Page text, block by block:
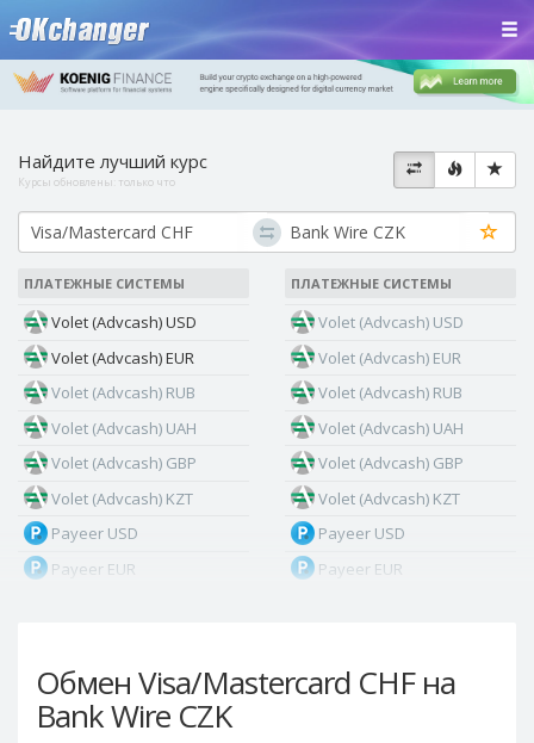
Обмен Visa/Mastercard CHF на
Bank Wire CZK
Найдите лучший курс
Курсы обновлены: только что
ПЛАТЕЖНЫЕ СИСТЕМЫ
Volet (Advcash) USD
Volet (Advcash) EUR
Volet (Advcash) RUB
Volet (Advcash) UAH
Volet (Advcash) GBP
Volet (Advcash) KZT
Payeer USD
Payeer EUR
Payeer Tether ERC20
(USDT)
Payeer UAH
ПЛАТЕЖНЫЕ СИСТЕМЫ
Volet (Advcash) USD
Volet (Advcash) EUR
Volet (Advcash) RUB
Volet (Advcash) UAH
Volet (Advcash) GBP
Volet (Advcash) KZT
Payeer USD
Payeer EUR
Payeer Tether ERC20
(USDT)